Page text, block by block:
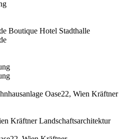
Boutique Hotel Stadthalle
Oase22, Wien Kräftner
Kräftner Landschaftsarchitektur